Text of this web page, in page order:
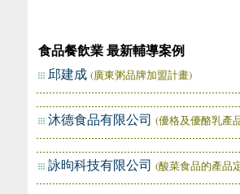
食品餐飲業 最新輔導案例
邱建成 (廣東粥品牌加盟計畫)
沐德食品有限公司 (優格及優酪乳產
詠昫科技有限公司 (酸菜食品的產品